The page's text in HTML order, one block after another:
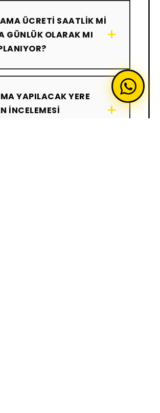
ÜCRETI SAATLIK MI
GÜNLÜK OLARAK MI
+
YAPILACAK YERE
INCELEMESI
+